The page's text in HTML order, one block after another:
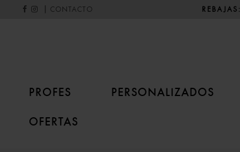
CONTACTO REBAJAS:
PROFES PERSONALIZADOS
OFERTAS